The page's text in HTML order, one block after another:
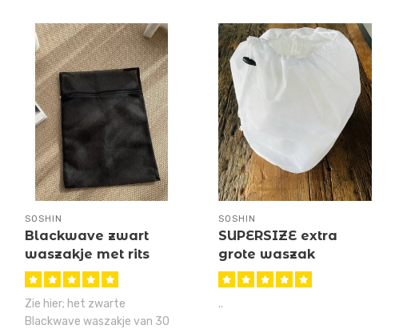
SOSHIN
Blackwave zwart
waszakje met rits
Zie hier; het zwarte
Blackwave waszakje van 30
SOSHIN
SUPERSIZE extra
grote waszak
..